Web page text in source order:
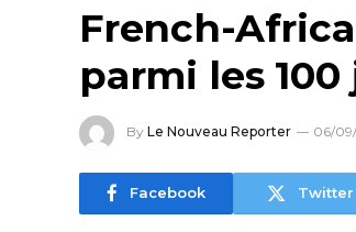
French-
parmi les
By Le Nouveau Reporter 06/
Facebook Twitter